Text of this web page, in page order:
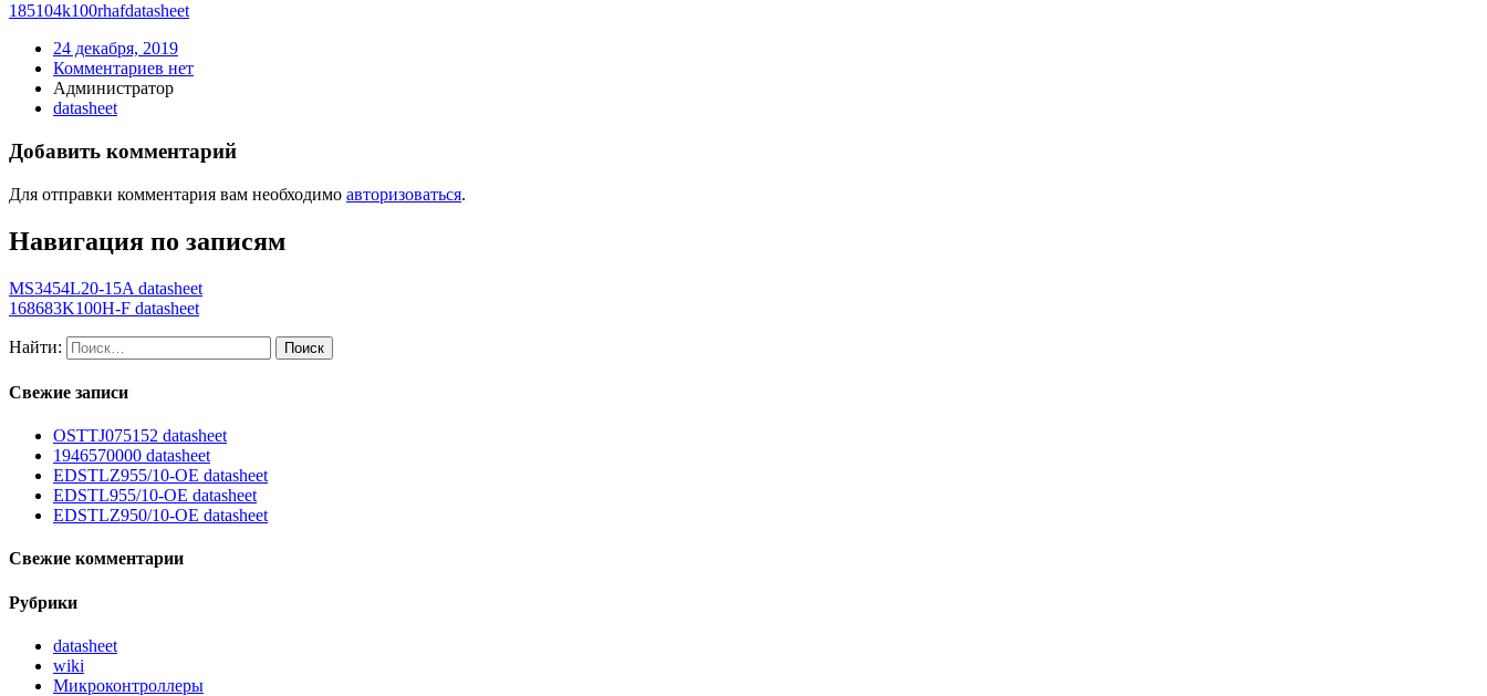
185104k100rhafdatasheet
24 декабря, 2019
Комментариев нет
Администратор
datasheet
Добавить комментарий
Для отправки комментария вам необходимо авторизоваться.
Навигация по записям
MS3454L20-15A datasheet
168683K100H-F datasheet
Найти:
Свежие записи
OSTTJ075152 datasheet
1946570000 datasheet
EDSTLZ955/10-OE datasheet
EDSTL955/10-OE datasheet
EDSTLZ950/10-OE datasheet
Свежие комментарии
Рубрики
datasheet
wiki
Микроконтроллеры